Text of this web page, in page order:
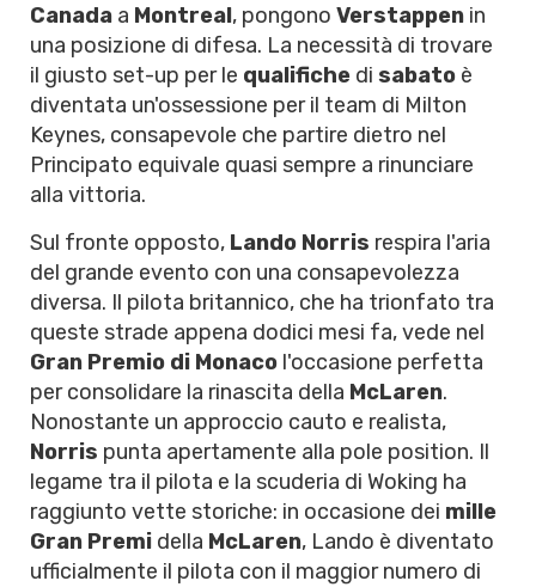
Canada a Montreal, pongono Verstappen in
una posizione di difesa. La necessità di trovare
il giusto set-up per le qualifiche di sabato è
diventata un'ossessione per il team di Milton
Keynes, consapevole che partire dietro nel
Principato equivale quasi sempre a rinunciare
alla vittoria.
Sul fronte opposto, Lando Norris respira l'aria
del grande evento con una consapevolezza
diversa. Il pilota britannico, che ha trionfato tra
queste strade appena dodici mesi fa, vede nel
Gran Premio di Monaco l'occasione perfetta
per consolidare la rinascita della McLaren.
Nonostante un approccio cauto e realista,
Norris punta apertamente alla pole position. Il
legame tra il pilota e la scuderia di Woking ha
raggiunto vette storiche: in occasione dei mille
Gran Premi della McLaren, Lando è diventato
ufficialmente il pilota con il maggior numero di